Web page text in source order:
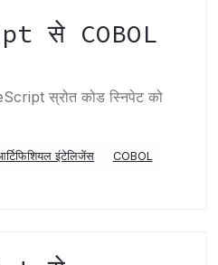
से COBOL
स्रोत कोड स्निपेट को
इंटेलिजेंस
COBOL